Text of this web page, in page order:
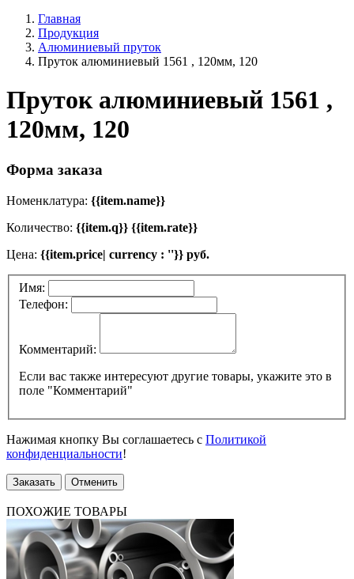
Главная
Продукция
Алюминиевый пруток
Пруток алюминиевый 1561 , 120мм, 120
Пруток алюминиевый 1561 ,
120мм, 120
Форма заказа
Номенклатура: {{item.name}}
Количество: {{item.q}} {{item.rate}}
Цена: {{item.price| currency : ''}} руб.
Имя:
Телефон:
Комментарий:
Если вас также интересуют другие товары, укажите это в
поле "Комментарий"
Нажимая кнопку Вы соглашаетесь с Политикой
конфиденциальности!
Заказать Отменить
ПОХОЖИЕ ТОВАРЫ